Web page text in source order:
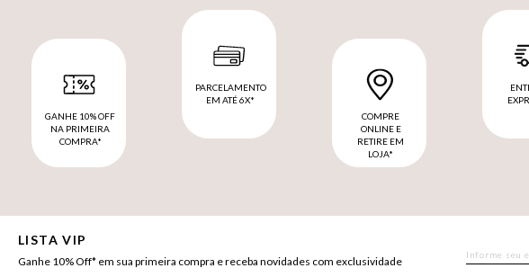
GANHE 10% OFF
NA PRIMEIRA
COMPRA*
PARCELAMENTO
EM ATÉ 6X*
COMPRE
ONLINE E
RETIRE EM
LOJA*
LISTA VIP
Ganhe 10% Off* em sua primeira compra e receba novidades com exclusividade